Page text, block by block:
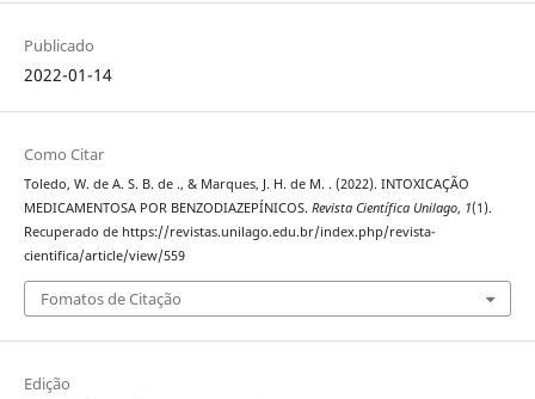
Publicado
2022-01-14
Como Citar
Toledo, W. de A. S. B. de ., & Marques, J. H. de M. . (2022). INTOXICAÇÃO
MEDICAMENTOSA POR BENZODIAZEPÍNICOS. Revista Científica Unilago, 1(1).
Recuperado de https://revistas.unilago.edu.br/index.php/revista-
cientifica/article/view/559
Fomatos de Citação
Edição